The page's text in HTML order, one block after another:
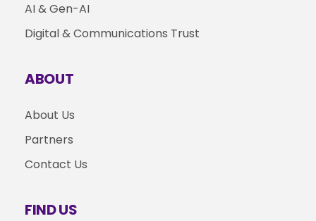
AI & Gen-AI
Digital & Communications Trust
ABOUT
About Us
Partners
Contact Us
FIND US